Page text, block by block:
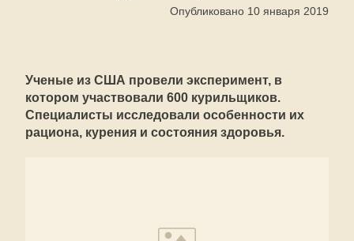
Опубликовано 10 января 2019
Ученые из США провели эксперимент, в
котором участвовали 600 курильщиков.
Специалисты исследовали особенности их
рациона, курения и состояния здоровья.